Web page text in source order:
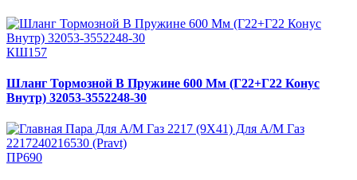
КШ157
Шланг Тормозной В Пружине 600 Мм (Г22+Г22 Конус
Внутр) 32053-3552248-30
ПР690